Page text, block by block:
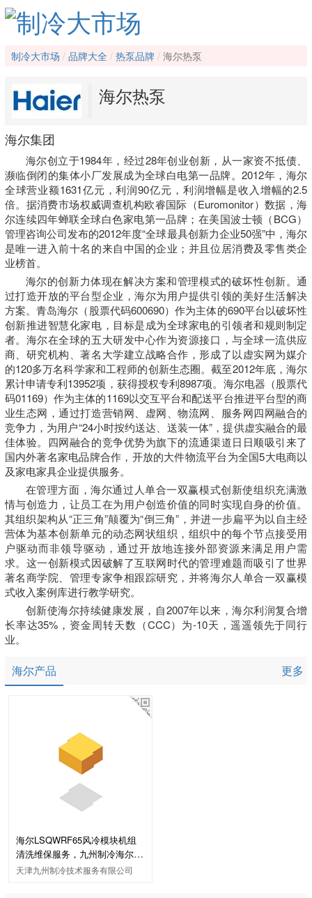
制冷大市场 品牌大全 热泵品牌 海尔热泵
海尔热泵
海尔集团
海尔创立于1984年，经过28年创业创新，从一家资不抵债、
濒临倒闭的集体小厂发展成为全球白电第一品牌。2012年，海尔
全球营业额1631亿元，利润90亿元，利润增幅是收入增幅的2.5
倍。据消费市场权威调查机构欧睿国际（Euromonitor）数据，海
尔连续四年蝉联全球白色家电第一品牌；在美国波士顿（BCG）
管理咨询公司发布的2012年度“全球最具创新力企业50强”中，海尔
是唯一进入前十名的来自中国的企业；并且位居消费及零售类企
业榜首。
海尔的创新力体现在解决方案和管理模式的破坏性创新。通
过打造开放的平台型企业，海尔为用户提供引领的美好生活解决
方案。青岛海尔（股票代码600690）作为主体的690平台以破坏性
创新推进智慧化家电，目标是成为全球家电的引领者和规则制定
者。海尔在全球的五大研发中心作为资源接口，与全球一流供应
商、研究机构、著名大学建立战略合作，形成了以虚实网为媒介
的120多万名科学家和工程师的创新生态圈。截至2012年底，海尔
累计申请专利13952项，获得授权专利8987项。海尔电器（股票代
码01169）作为主体的1169以交互平台和配送平台推进平台型的商
业生态网，通过打造营销网、虚网、物流网、服务网四网融合的
竞争力，为用户“24小时按约送达、送装一体”，提供虚实融合的最
佳体验。四网融合的竞争优势为旗下的流通渠道日日顺吸引来了
国内外著名家电品牌合作，开放的大件物流平台为全国5大电商以
及家电家具企业提供服务。
在管理方面，海尔通过人单合一双赢模式创新使组织充满激
情与创造力，让员工在为用户创造价值的同时实现自身的价值。
其组织架构从“正三角”颠覆为“倒三角”，并进一步扁平为以自主经
营体为基本创新单元的动态网状组织，组织中的每个节点接受用
户驱动而非领导驱动，通过开放地连接外部资源来满足用户需
求。这一创新模式因破解了互联网时代的管理难题而吸引了世界
著名商学院、管理专家争相跟踪研究，并将海尔人单合一双赢模
式收入案例库进行教学研究。
创新使海尔持续健康发展，自2007年以来，海尔利润复合增
长率达35%，资金周转天数（CCC）为-10天，遥遥领先于同行
业。
海尔产品 更多
海尔LSQWRF65风冷模块机组
清洗维保服务，九州制冷海尔风
冷模块机组维保服务
天津九州制冷技术服务有限公司